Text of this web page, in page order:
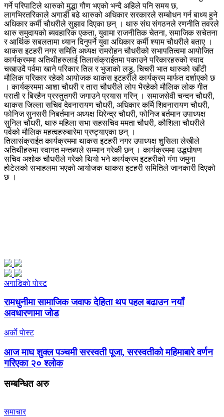
गर्ने परिपाटिले थारुको मुद्धा गौण भएको भन्दै अहिले पनि समय छ,
लागभिरतरिकाले अगाडी बढे थारुको अधिकार सरकारले सम्बोधन गर्न बाध्य हुने
अधिकार कर्मी चौधरीले सुझाव दिएका छन् । थारु संघ संगठनले रणनीति तवरले
थारु समुदायको ब्यवहारिक एकता, युवामा राजनीतिक चेतना, समाजिक सचेतना
र आर्थिक सबलतामा ध्यान दिनुपर्ने युवा अधिकार कर्मी श्याम चौधरीले बताए ।
थाकस इटहरी नगर समिति अध्यक्ष रामरोहन चौधरीको सभापतित्वमा आयोजित
कार्यक्रममा अतिथीहरुलाई तिलासंक्राईतमा पकाउने परिकारहरुको स्वाद
चखाउदै पर्वमा खाने परिकार तिल र भुजाको लडु, चिचरी भात थारुको खाँटी
मौलिक परिकार रहेको आयोजक थाकस इटहरीले कार्यक्रम मार्फत दर्शाएको छ
। कार्यक्रममा आशा चौधरी र तारा चौधरीले लोप भैरहेको मौलिक लोक गीत
पराती र बिरहैन प्रस्तुतगरी जगाउने प्रयास गरिन् । समाजसेवी चन्दन चौधरी,
थाकस जिल्ला सचिव देवनारायण चौधरी, अधिकार कर्मि शिवनारायण चौधरी,
फोनिज सुनसरी निबर्तमान अध्यक्ष धिरेन्द्र चौधरी, फोनिज बर्तमान उपाध्यक्ष
सुनिल चौधरी, थारु महिला सभा सहसचिव ममता चौधरी, कौशिला चौधरीले
पर्वको मौलिक महत्वहरुबारेमा प्रष्ट्याएका छन् ।
तिलासंक्राईत कार्यक्रममा थाकस इटहरी नगर उपाध्यक्ष शुसिला लेखीले
अतिथीहरुमा स्वागत मन्तब्यले सम्मान गरेकी छन् । कार्यक्रममा उद्धघोषण
सचिव अशोक चौधरीले गरेको थियो भने कार्यक्रम इटहरीको गंगा जमुना
होटेलको सभाहलमा भएको आयोजक थाकस इटहरी समितिले जानकारी दिएको
छ ।
अगाडिकाे पाेस्ट
रामधुनीमा सामाजिक जवाफ देहिता थप पहल बढाउन नयाँ
अवधारणामा जोड
अर्काे पाेस्ट
आज माघ शुक्ल पञ्चमी सरस्वती पूजा, सरस्वतीको महिमाबारे वर्णन
गरिएका २० श्लोक
सम्बन्धितअरु
समाचार